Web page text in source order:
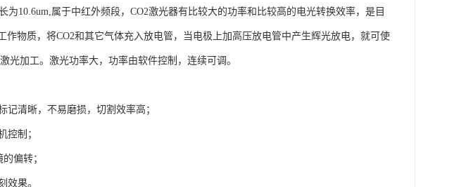
10.6um,属于中红外频段，CO2激光器有比较大的功率和比较高的电光转换效率，是目
作物质，将CO2和其它气体充入放电管，当电极上加高压放电管中产生辉光放电，就可使
光加工。激光功率大，功率由软件控制，连续可调。
清晰，不易磨损，切割效率高；
控制；
偏转；
效果。